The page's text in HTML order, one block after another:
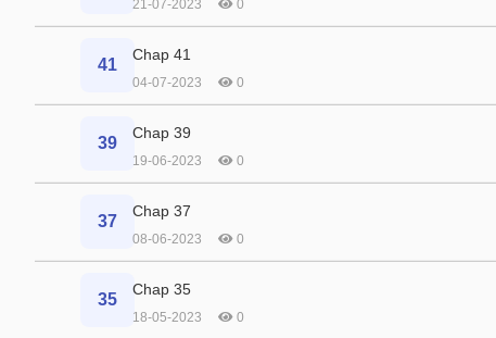
21-07-2023 0
41
Chap 41
04-07-2023 0
39
Chap 39
19-06-2023 0
37
Chap 37
08-06-2023 0
35
Chap 35
18-05-2023 0